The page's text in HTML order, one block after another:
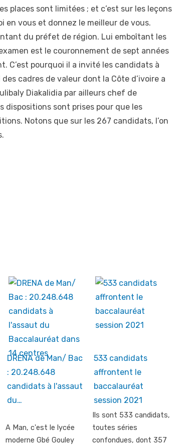
places sont limitées ; et c’est sur les leçons
en vous et donnez le meilleur de vous.
du préfet de région. Lui emboîtant les
est le couronnement de sept années
C’est pourquoi il a invité les candidats à
cadres de valeur dont la Côte d’ivoire a
Diakalidia par ailleurs chef de
dispositions sont prises pour que les
Notons que sur les 267 candidats, l’on
DRENA de Man/ Bac
: 20.248.648
candidats à l'assaut
du…
A Man, c'est le lycée
moderne Gbé Gouley
533 candidats
affrontent le
baccalauréat
session 2021
Ils sont 533 candidats,
toutes séries
confondues, dont 357